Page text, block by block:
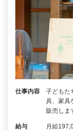
仕事内容
子どもた
具、家具
販売しま
給与 月給